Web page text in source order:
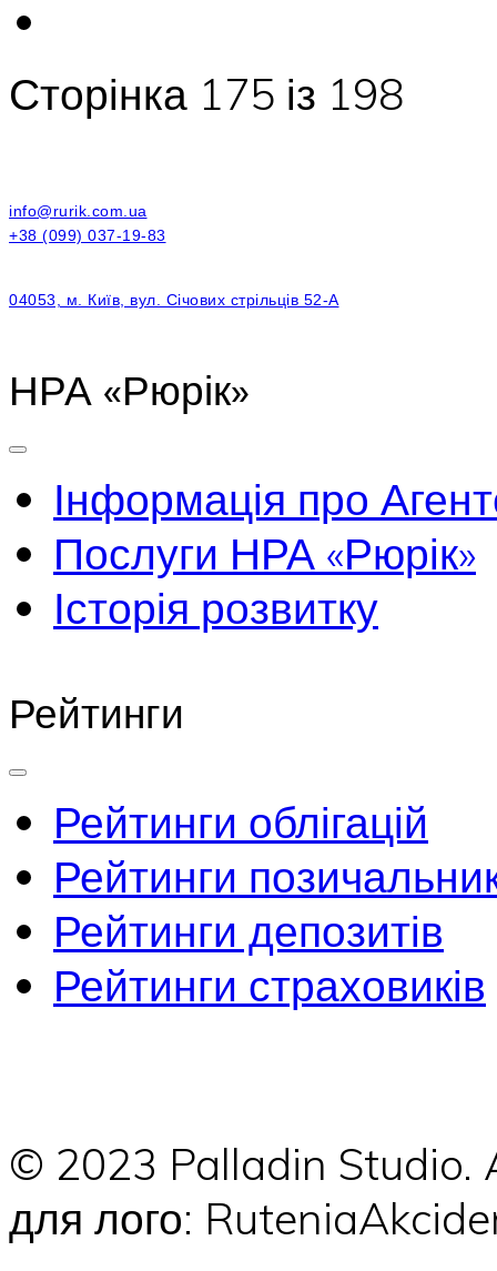
Сторінка 175 із 198
info@rurik.com.ua
+38 (099) 037-19-83
04053, м. Київ, вул. Січових стрільців 52-А
НРА «Рюрік»
Інформація про
Послуги НРА «Рюрік»
Історія розвитку
Рейтинги
Рейтинги облігацій
Рейтинги
Рейтинги депозитів
Рейтинги страховиків
© 2023 Palladin
для лого: